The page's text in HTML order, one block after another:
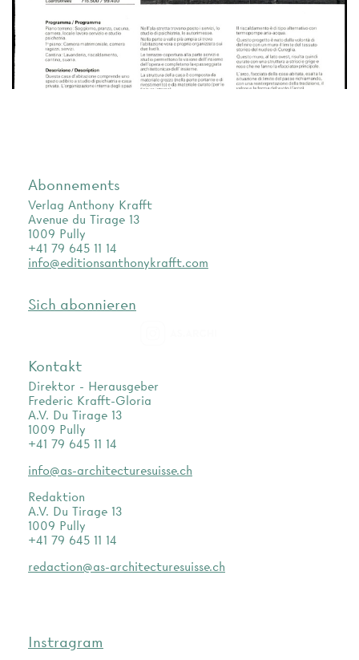
Abonnements
Verlag Anthony Krafft
Avenue du Tirage 13
1009 Pully
+41 79 645 11 14
info@editionsanthonykrafft.com
Sich abonnieren
Kontakt
Direktor - Herausgeber
Frederic Krafft-Gloria
A.V. Du Tirage 13
1009 Pully
+41 79 645 11 14
info@as-architecturesuisse.ch
Redaktion
A.V. Du Tirage 13
1009 Pully
+41 79 645 11 14
redaction@as-architecturesuisse.ch
Instragram